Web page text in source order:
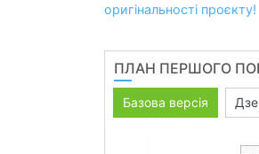
оригінальності проєкту!
ПЛАН ПЕРШОГО
Базова версія